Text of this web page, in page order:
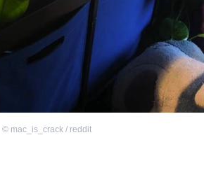
© mac_is_crack / reddit